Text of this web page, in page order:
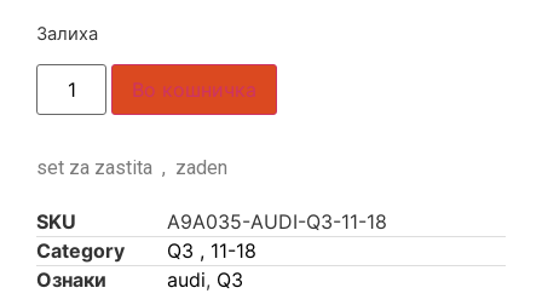
Залиха
Во кошничка
set za zastita , zaden
SKU
A9A035-AUDI-Q3-11-18
Category
Q3 , 11-18
Ознаки
audi, Q3